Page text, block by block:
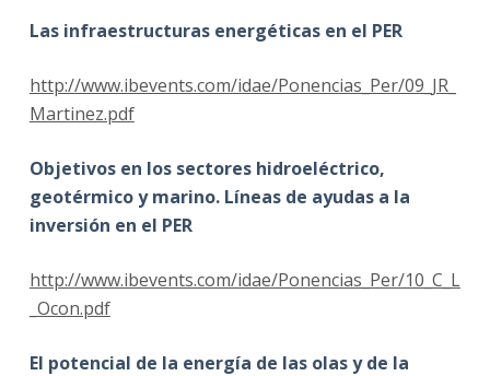
Las infraestructuras energéticas en el PER
http://www.ibevents.com/idae/Ponencias_Per/09_JR_
Martinez.pdf
Objetivos en los sectores hidroeléctrico,
geotérmico y marino. Líneas de ayudas a la
inversión en el PER
http://www.ibevents.com/idae/Ponencias_Per/10_C_L
_Ocon.pdf
El potencial de la energía de las olas y de la